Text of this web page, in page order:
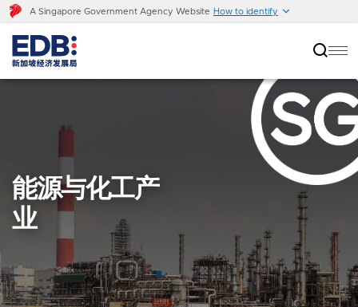
A Singapore Government Agency Website How to identify
能源与化工产
业